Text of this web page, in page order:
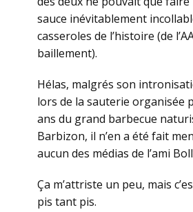
sauce inévitablement
casseroles de l’histoire (de
baillement).
Hélas, malgrés son
lors de la sauterie organisée
ans du grand barbecue
Barbizon, il n’en a été fait
aucun des médias de l’ami
Ça m’attriste un peu, mais
pis tant pis.